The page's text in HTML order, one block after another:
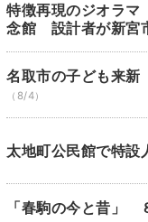
特徴再現のジオラ
念館 設計者が新宮
名取市の子ども来
（8/4）
太地町公民館で特設
「春駒の今と昔」